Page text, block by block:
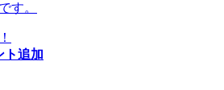
す。
ト追加